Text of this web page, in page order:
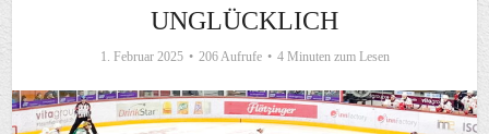
UNGLÜCKLICH
1. Februar 2025 206 Aufrufe 4 Minuten zum Lesen